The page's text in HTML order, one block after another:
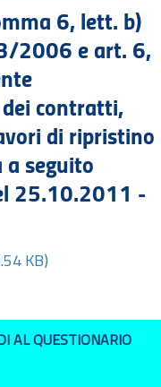
6, lett. b)
2006 e art. 6,
dei contratti,
di ripristino
a seguito
25.10.2011 -
KB)
AL QUESTIONARIO